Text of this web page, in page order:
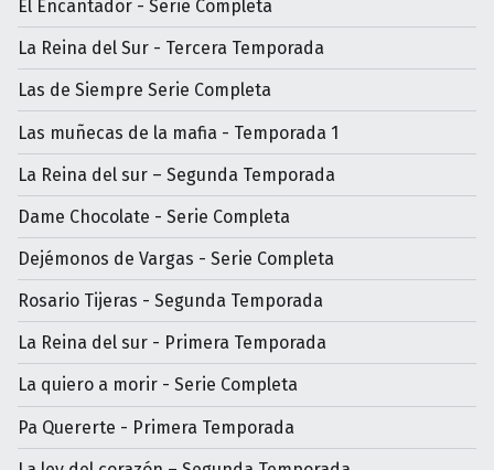
El Encantador - Serie Completa
La Reina del Sur - Tercera Temporada
Las de Siempre Serie Completa
Las muñecas de la mafia - Temporada 1
La Reina del sur – Segunda Temporada
Dame Chocolate - Serie Completa
Dejémonos de Vargas - Serie Completa
Rosario Tijeras - Segunda Temporada
La Reina del sur - Primera Temporada
La quiero a morir - Serie Completa
Pa Quererte - Primera Temporada